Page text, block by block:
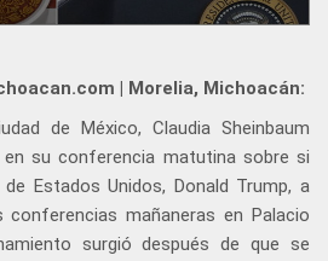
| Morelia, Michoacán:
de México, Claudia Sheinbaum
su conferencia matutina sobre si
Estados Unidos, Donald Trump, a
mañaneras en Palacio
surgió después de que se